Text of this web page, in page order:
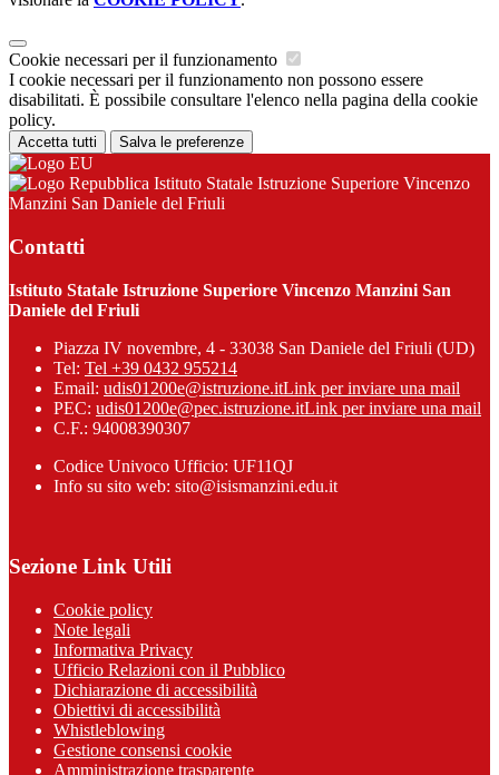
Cookie necessari per il funzionamento
I cookie necessari per il funzionamento non possono essere
disabilitati. È possibile consultare l'elenco nella pagina della cookie
policy.
Accetta tutti Salva le preferenze
Istituto Statale Istruzione Superiore Vincenzo
Manzini San Daniele del Friuli
Contatti
Istituto Statale Istruzione Superiore Vincenzo Manzini San
Daniele del Friuli
Piazza IV novembre, 4 - 33038 San Daniele del Friuli (UD)
Tel: Tel +39 0432 955214
Email: udis01200e@istruzione.itLink per inviare una mail
PEC: udis01200e@pec.istruzione.itLink per inviare una mail
C.F.: 94008390307
Codice Univoco Ufficio: UF11QJ
Info su sito web: sito@isismanzini.edu.it
Sezione Link Utili
Cookie policy
Note legali
Informativa Privacy
Ufficio Relazioni con il Pubblico
Dichiarazione di accessibilità
Obiettivi di accessibilità
Whistleblowing
Gestione consensi cookie
Amministrazione trasparente